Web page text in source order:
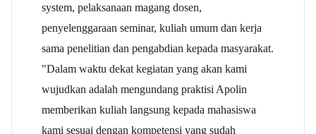
system, pelaksanaan magang dosen,
penyelenggaraan seminar, kuliah umum dan kerja
sama penelitian dan pengabdian kepada masyarakat.
"Dalam waktu dekat kegiatan yang akan kami
wujudkan adalah mengundang praktisi Apolin
memberikan kuliah langsung kepada mahasiswa
kami sesuai dengan kompetensi yang sudah